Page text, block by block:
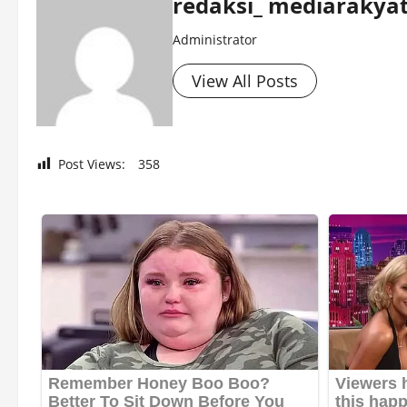
Administrator
View All Posts
Post Views: 358